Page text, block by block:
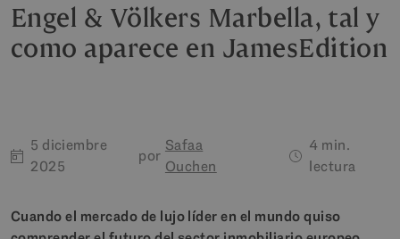
Engel & Völkers Marbella, tal y
como aparece en JamesEdition
5 diciembre
2025
por
Safaa
Ouchen
4 min.
lectura
Cuando el mercado de lujo líder en el mundo quiso